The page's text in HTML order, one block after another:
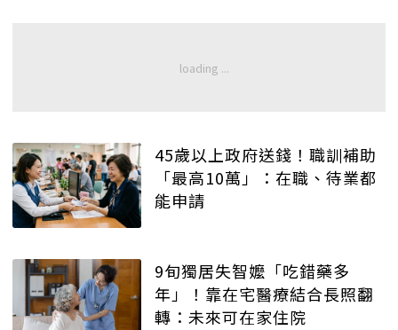
45歲以上政府送錢！職訓補助
「最高10萬」：在職、待業都
能申請
9旬獨居失智嬤「吃錯藥多
年」！靠在宅醫療結合長照翻
轉：未來可在家住院